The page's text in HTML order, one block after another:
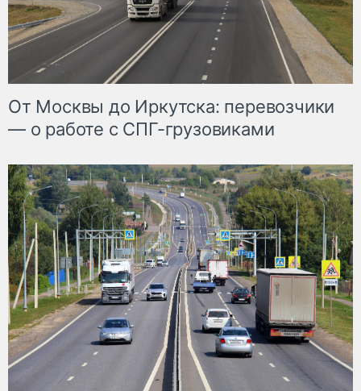
От Москвы до Иркутска: перевозчики
— о работе с СПГ-грузовиками